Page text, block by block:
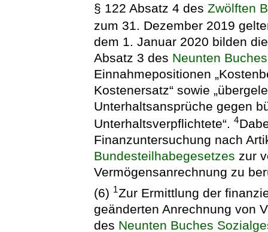
§ 122 Absatz 4 desZwölften
zum 31. Dezember 2019
dem 1. Januar 2020 bilden
Absatz 3 des Neunten
Einnahmepositionen
Kostenersatz“ sowie
Unterhaltsansprüche gegen
Unterhaltsverpflichtete“.4
Finanzuntersuchung nach
Bundesteilhabegesetzes zur
Vermögensanrechnung zu
(6) 1Zur Ermittlung der
geänderten Anrechnung von
des Neunten Buches